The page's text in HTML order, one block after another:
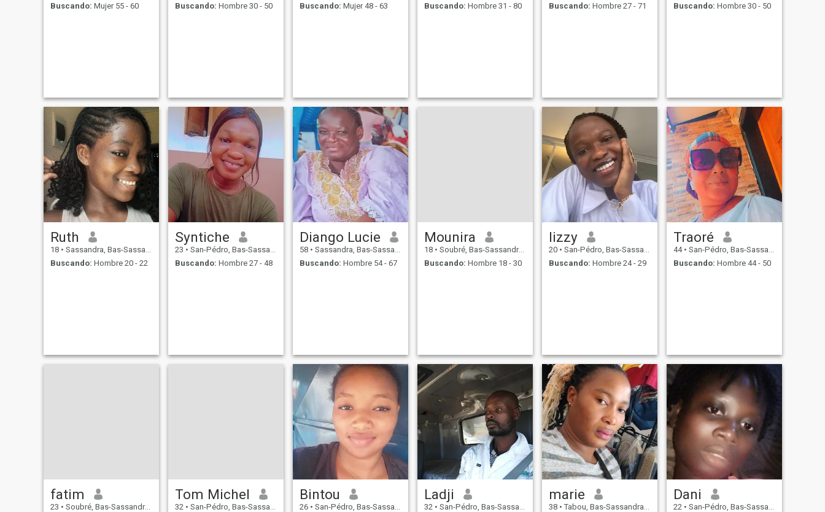
Buscando: Mujer 55 - 60
Buscando: Hombre 30 - 50
Buscando: Mujer 48 - 63
Buscando: Hombre 31 - 80
Buscando: Hombre 27 - 71
Buscando: Hombre 30 - 50
Ruth
18 • Sassandra, Bas-Sassandra, Costa de Marfil
Buscando: Hombre 20 - 22
Syntiche
23 • San-Pédro, Bas-Sassandra, Costa de Marfil
Buscando: Hombre 27 - 48
Diango Lucie
58 • Sassandra, Bas-Sassandra, Costa de Marfil
Buscando: Hombre 54 - 67
Mounira
18 • Soubré, Bas-Sassandra, Costa de Marfil
Buscando: Hombre 18 - 30
lizzy
20 • San-Pédro, Bas-Sassandra, Costa de Marfil
Buscando: Hombre 24 - 29
Traoré
44 • San-Pédro, Bas-Sassandra, Costa de Marfil
Buscando: Hombre 44 - 50
fatim
23 • Soubré, Bas-Sassandra, Costa de Marfil
Tom Michel
32 • San-Pédro, Bas-Sassandra, Costa de Marfil
Bintou
26 • San-Pédro, Bas-Sassandra, Costa de Marfil
Ladji
32 • San-Pédro, Bas-Sassandra, Costa de Marfil
marie
38 • Tabou, Bas-Sassandra, Costa de Marfil
Dani
22 • San-Pédro, Bas-Sassandra, Costa de Marfil